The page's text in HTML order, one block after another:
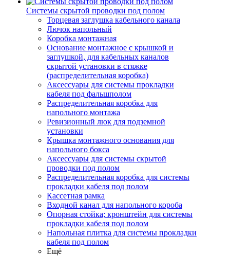
Системы скрытой проводки под полом
Торцевая заглушка кабельного канала
Лючок напольный
Коробка монтажная
Основание монтажное с крышкой и
заглушкой, для кабельных каналов
скрытой установки в стяжке
(распределительная коробка)
Аксессуары для системы прокладки
кабеля под фальшполом
Распределительная коробка для
напольного монтажа
Ревизионный люк для подземной
установки
Крышка монтажного основания для
напольного бокса
Аксессуары для системы скрытой
проводки под полом
Распределительная коробка для системы
прокладки кабеля под полом
Кассетная рамка
Входной канал для напольного короба
Опорная стойка; кронштейн для системы
прокладки кабеля под полом
Напольная плитка для системы прокладки
кабеля под полом
Ещё